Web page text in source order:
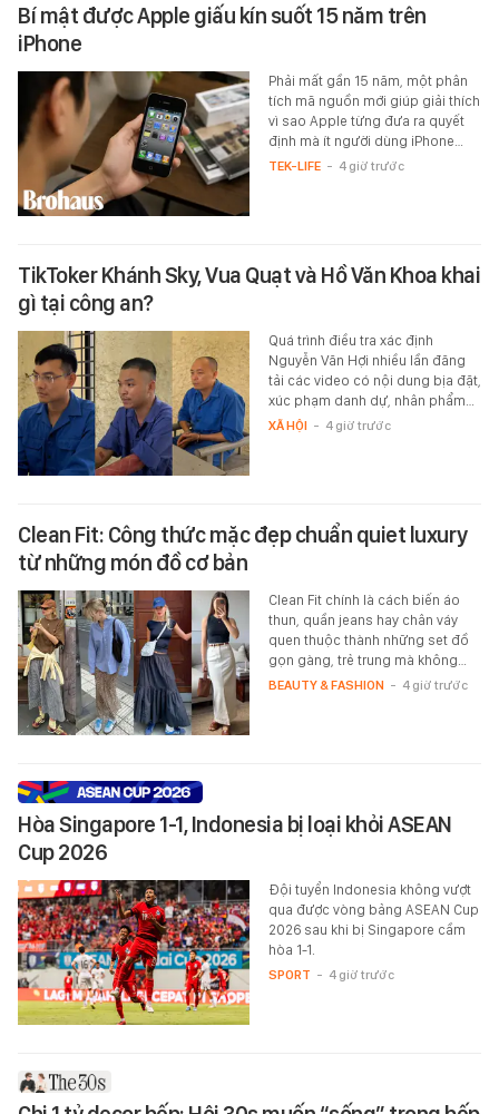
Bí mật được Apple giấu kín suốt 15 năm trên
iPhone
Phải mất gần 15 năm, một phân
tích mã nguồn mới giúp giải thích
vì sao Apple từng đưa ra quyết
định mà ít người dùng iPhone…
TEK-LIFE - 4 giờ trước
TikToker Khánh Sky, Vua Quạt và Hồ Văn Khoa khai
gì tại công an?
Quá trình điều tra xác định
Nguyễn Văn Hợi nhiều lần đăng
tải các video có nội dung bịa đặt,
xúc phạm danh dự, nhân phẩm…
XÃ HỘI - 4 giờ trước
Clean Fit: Công thức mặc đẹp chuẩn quiet luxury
từ những món đồ cơ bản
Clean Fit chính là cách biến áo
thun, quần jeans hay chân váy
quen thuộc thành những set đồ
gọn gàng, trẻ trung mà không…
BEAUTY & FASHION - 4 giờ trước
Hòa Singapore 1-1, Indonesia bị loại khỏi ASEAN
Cup 2026
Đội tuyển Indonesia không vượt
qua được vòng bảng ASEAN Cup
2026 sau khi bị Singapore cầm
hòa 1-1.
SPORT - 4 giờ trước